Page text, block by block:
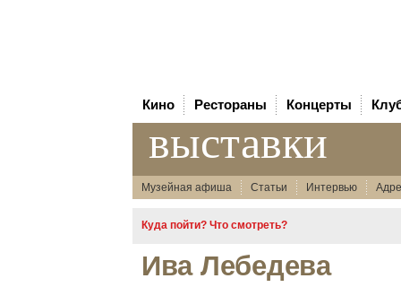
Кино Рестораны Концерты
выставки
Музейная афиша Статьи Интервью
Куда пойти? Что смотреть?
Ива Лебедева